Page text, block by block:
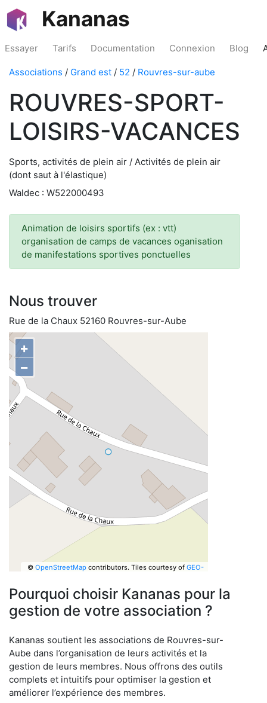
Kananas
Essayer Tarifs Documentation Connexion Blog
Associations / Grand est / 52 / Rouvres-sur-aube
ROUVRES-SPORT-
LOISIRS-VACANCES
Sports, activités de plein air / Activités de plein air
(dont saut à l'élastique)
Waldec : W522000493
Animation de loisirs sportifs (ex : vtt)
organisation de camps de vacances oganisation
de manifestations sportives ponctuelles
Nous trouver
Rue de la Chaux 52160 Rouvres-sur-Aube
+
−
© OpenStreetMapcontributors. Tiles courtesy of GEO-
Pourquoi choisir Kananas pour la
gestion de votre association ?
Kananas soutient les associations de Rouvres-sur-
Aube dans l’organisation de leurs activités et la
gestion de leurs membres. Nous offrons des outils
complets et intuitifs pour optimiser la gestion et
améliorer l’expérience des membres.